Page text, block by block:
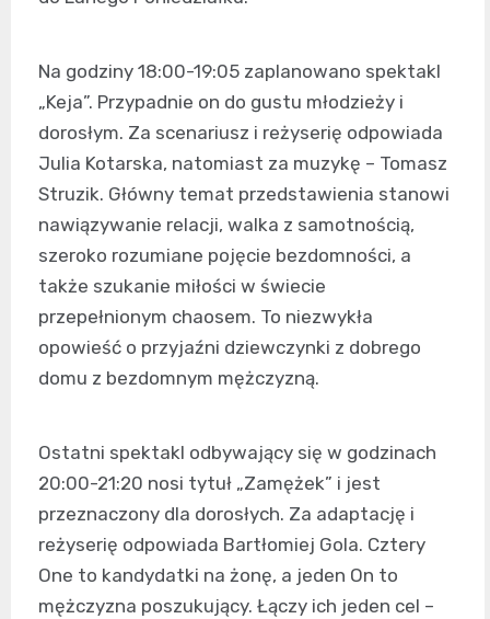
Na godziny 18:00-19:05 zaplanowano spektakl
„Keja”. Przypadnie on do gustu młodzieży i
dorosłym. Za scenariusz i reżyserię odpowiada
Julia Kotarska, natomiast za muzykę – Tomasz
Struzik. Główny temat przedstawienia stanowi
nawiązywanie relacji, walka z samotnością,
szeroko rozumiane pojęcie bezdomności, a
także szukanie miłości w świecie
przepełnionym chaosem. To niezwykła
opowieść o przyjaźni dziewczynki z dobrego
domu z bezdomnym mężczyzną.
Ostatni spektakl odbywający się w godzinach
20:00-21:20 nosi tytuł „Zamężek” i jest
przeznaczony dla dorosłych. Za adaptację i
reżyserię odpowiada Bartłomiej Gola. Cztery
One to kandydatki na żonę, a jeden On to
mężczyzna poszukujący. Łączy ich jeden cel –